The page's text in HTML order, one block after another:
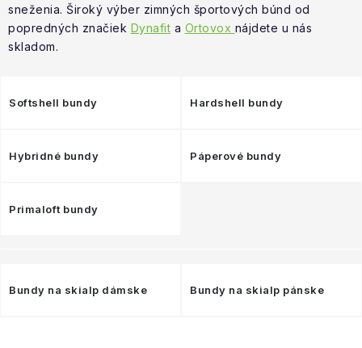
Vrátenie a výmena Doprava a platba
Blog
Moja objednávka
sneženia. Široký výber zimných športových búnd od
popredných značiek Dynafit a Ortovox nájdete u nás
skladom.
Softshell bundy Hardshell bundy
Hybridné bundy Páperové bundy
Primaloft bundy
Bundy na skialp dámske Bundy na skialp pánske